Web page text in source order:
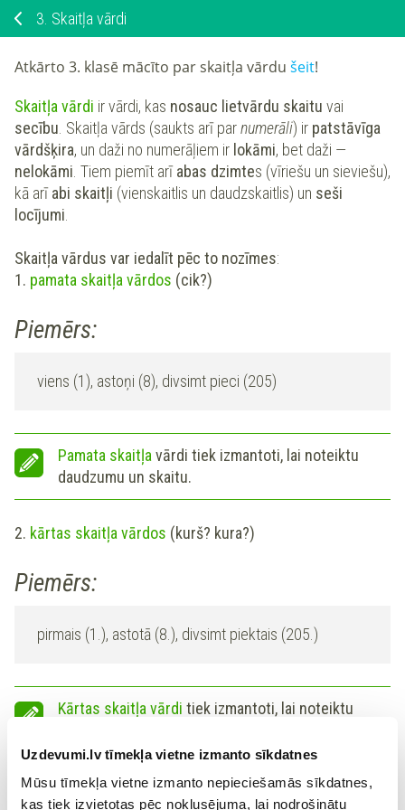
Uzdevumi.lv tīmekļa vietne izmanto sīkdatnes
Mūsu tīmekļa vietne izmanto nepieciešamās sīkdatnes,
kas tiek izvietotas pēc noklusējuma, lai nodrošinātu
3. Skaitļa vārdi
Atkārto 3. klasē mācīto par skaitļa vārdu šeit!
Skaitļa vārdi ir vārdi, kas nosauc lietvārdu skaitu vai
secību. Skaitļa vārds (saukts arī parnumerāli) ir patstāvīga
vārdšķira, un daži no numerāļiem ir lokāmi, bet daži —
nelokāmi. Tiem piemīt arīabas dzimtes (vīriešu un sieviešu),
kā arīabi skaitļi (vienskaitlis un daudzskaitlis) un seši
locījumi.
Skaitļa vārdus var iedalīt pēc to nozīmes:
1. pamata skaitļa vārdos (cik?)
Piemērs:
viens (1), astoņi (8), divsimt pieci (205)
Pamata skaitļa vārdi tiek izmantoti, lai noteiktu
daudzumu un skaitu.
2. kārtas skaitļa vārdos (kurš? kura?)
Piemērs:
pirmais (1.), astotā (8.), divsimt piektais (205.)
Kārtas skaitļa vārdi tiek izmantoti, lai noteiktu
Pēc sastāva skaitļa vārdi iedalāmi trīs grupās:
1.Vienkārši(viens, divi, trīs u.c.) — skaitļa vārdam ir